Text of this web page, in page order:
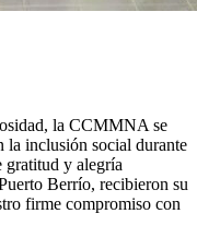
la CCMMNA se
la inclusión social durante
gratitud y alegría
Berrío, recibieron su
firme compromiso con